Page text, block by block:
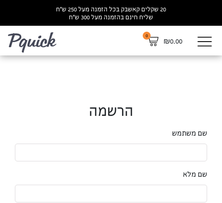
20 שקלים קאשבק בכל הזמנה מעל 250 ש”ח
שליח חינם בהזמנה מעל 300 ש”ח
₪0.00
0
הרשמה
שם משתמש
שם מלא